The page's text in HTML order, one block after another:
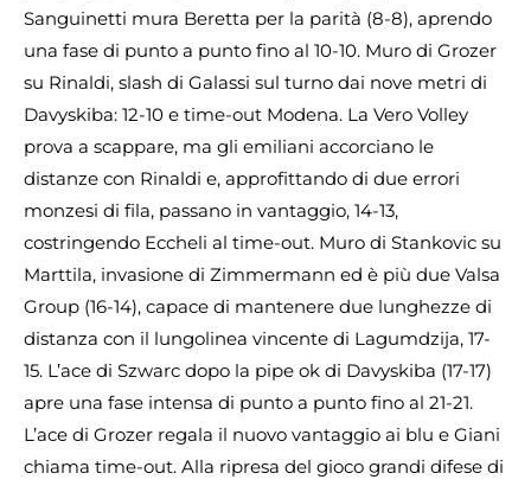
Sanguinetti mura Beretta per la parità (8-8), aprendo
una fase di punto a punto fino al 10-10. Muro di Grozer
su Rinaldi, slash di Galassi sul turno dai nove metri di
Davyskiba: 12-10 e time-out Modena. La Vero Volley
prova a scappare, ma gli emiliani accorciano le
distanze con Rinaldi e, approfittando di due errori
monzesi di fila, passano in vantaggio, 14-13,
costringendo Eccheli al time-out. Muro di Stankovic su
Marttila, invasione di Zimmermann ed è più due Valsa
Group (16-14), capace di mantenere due lunghezze di
distanza con il lungolinea vincente di Lagumdzija, 17-
15. L’ace di Szwarc dopo la pipe ok di Davyskiba (17-17)
apre una fase intensa di punto a punto fino al 21-21.
L’ace di Grozer regala il nuovo vantaggio ai blu e Giani
chiama time-out. Alla ripresa del gioco grandi difese di